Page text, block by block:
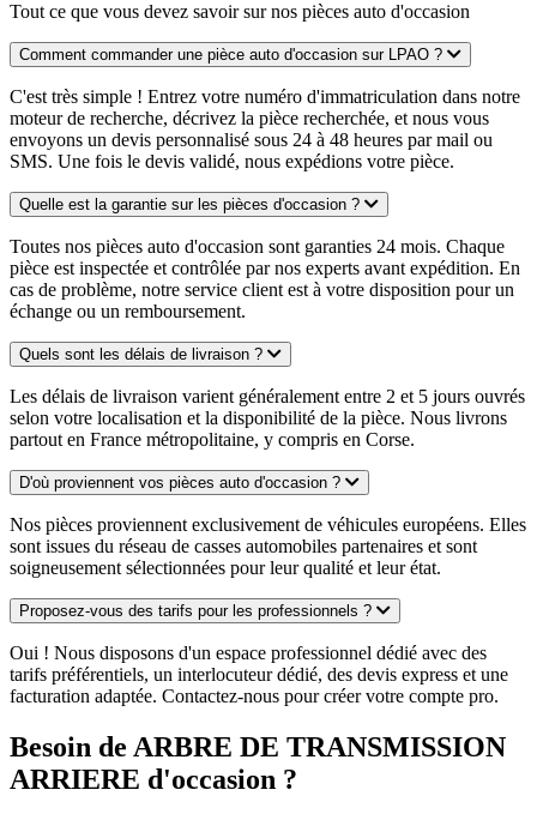
Tout ce que vous devez savoir sur nos pièces auto d'occasion
Comment commander une pièce auto d'occasion sur LPAO ?
C'est très simple ! Entrez votre numéro d'immatriculation dans notre
moteur de recherche, décrivez la pièce recherchée, et nous vous
envoyons un devis personnalisé sous 24 à 48 heures par mail ou
SMS. Une fois le devis validé, nous expédions votre pièce.
Quelle est la garantie sur les pièces d'occasion ?
Toutes nos pièces auto d'occasion sont garanties 24 mois. Chaque
pièce est inspectée et contrôlée par nos experts avant expédition. En
cas de problème, notre service client est à votre disposition pour un
échange ou un remboursement.
Quels sont les délais de livraison ?
Les délais de livraison varient généralement entre 2 et 5 jours ouvrés
selon votre localisation et la disponibilité de la pièce. Nous livrons
partout en France métropolitaine, y compris en Corse.
D'où proviennent vos pièces auto d'occasion ?
Nos pièces proviennent exclusivement de véhicules européens. Elles
sont issues du réseau de casses automobiles partenaires et sont
soigneusement sélectionnées pour leur qualité et leur état.
Proposez-vous des tarifs pour les professionnels ?
Oui ! Nous disposons d'un espace professionnel dédié avec des
tarifs préférentiels, un interlocuteur dédié, des devis express et une
facturation adaptée. Contactez-nous pour créer votre compte pro.
Besoin de ARBRE DE TRANSMISSION
ARRIERE d'occasion ?